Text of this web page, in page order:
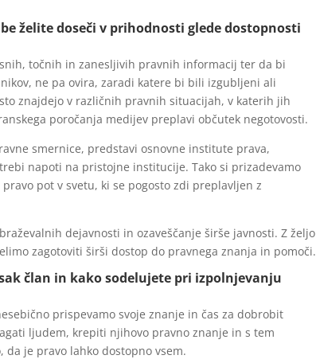
želite doseči v prihodnosti glede dostopnosti
točnih in zanesljivih pravnih informacij ter da bi
ne pa ovira, zaradi katere bi bili izgubljeni ali
znajdejo v različnih pravnih situacijah, v katerih jih
poročanja medijev preplavi občutek negotovosti.
smernice, predstavi osnovne institute prava,
napoti na pristojne institucije. Tako si prizadevamo
pot v svetu, ki se pogosto zdi preplavljen z
dejavnosti in ozaveščanje širše javnosti. Z željo
zagotoviti širši dostop do pravnega znanja in pomoči.
član in kako sodelujete pri izpolnjevanju
prispevamo svoje znanje in čas za dobrobit
ljudem, krepiti njihovo pravno znanje in s tem
da je pravo lahko dostopno vsem.